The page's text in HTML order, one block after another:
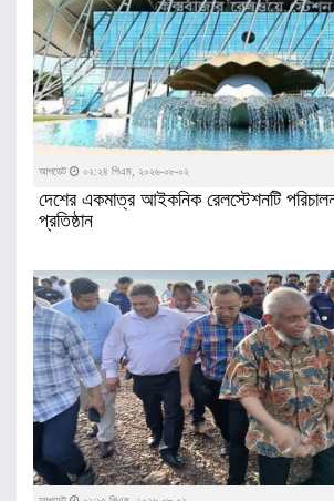
আপডেট ০২:২৪ পিএম, ২০২৬-০৮-০২
দেশের একমাত্র আইকনিক রেলস্টেশনটি
প্রতিষ্ঠান